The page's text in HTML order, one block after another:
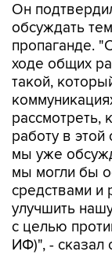
Он
обсуждать
пропаганде.
ходе общих
такой,
работу в
мы уже
мы могли бы
средствами и
улучшить
с целью
ИФ)", - сказал